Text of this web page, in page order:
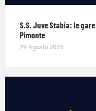
S.S. Juve Stabia: le gare
Pimonte
29 Agosto 2025